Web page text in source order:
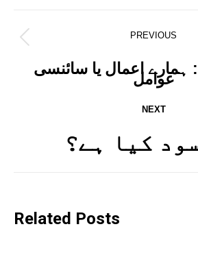
Post
navigation
PREVIOUS
post:
ہمارے اعمال یا سائنسی
عوامل
NEXT
Next
Related Posts